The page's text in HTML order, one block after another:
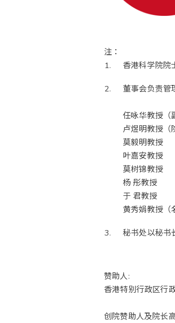
注：
香港科学院院
董事会负责管
任咏华教授（
卢煜明教授（
莫毅明教授
叶嘉安教授
莫树锦教授
杨 彤教授
于 君教授
黄秀娟教授（
秘书处以秘书
赞助人:
香港特别行政区行
创院赞助人及院长